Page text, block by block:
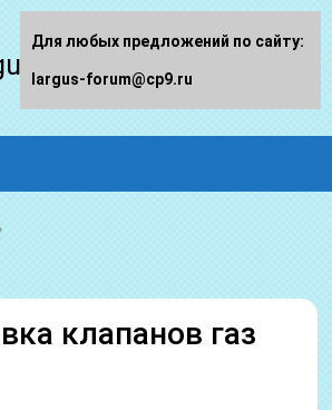
forum.ru
клапанов газ
Для любых предложений по сайту:
largus-forum@cp9.ru